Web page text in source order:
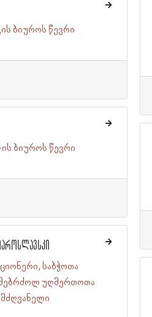
ბიუროს წევრი
ბიუროს წევრი
საბჭოთა
უღმერთოთა